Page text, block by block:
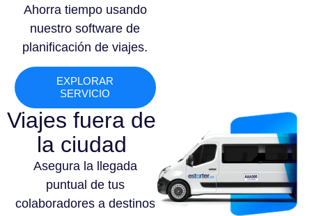
Ahorra tiempo usando
nuestro software de
planificación de viajes.
EXPLORAR
SERVICIO
Viajes fuera de
la ciudad
Asegura la llegada
puntual de tus
colaboradores a destinos